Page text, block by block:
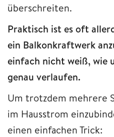
überschreiten.
Praktisch ist es oft
ein Balkonkraftwerk
einfach nicht weiß, wie
genau verlaufen.
Um trotzdem mehrere
im Hausstrom
einen einfachen Trick: